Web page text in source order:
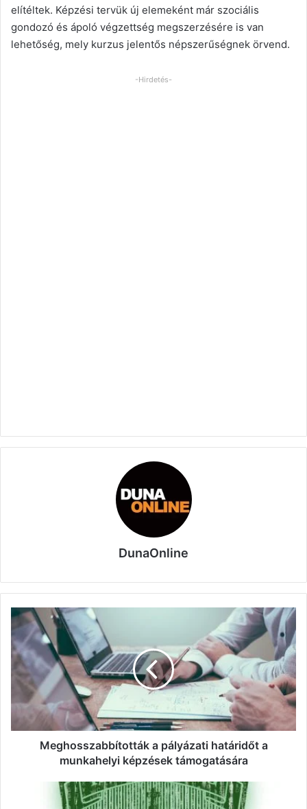
elítéltek. Képzési tervük új elemeként már szociális
gondozó és ápoló végzettség megszerzésére is van
lehetőség, mely kurzus jelentős népszerűségnek örvend.
-Hirdetés-
DunaOnline
Meghosszabbították
pályázati
határidőt
a
munkahelyi
képzések
támogatására
Meghosszabbították a pályázati határidőt a
munkahelyi képzések támogatására
Tizenhárom